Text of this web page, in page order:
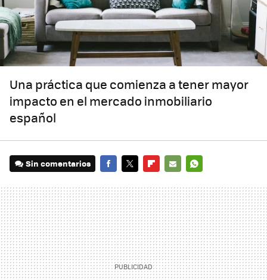
Una práctica que comienza a tener mayor
impacto en el mercado inmobiliario
español
Sin comentarios
MAIL